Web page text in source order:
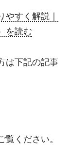
すく解説｜
を読む
は下記の記事
ください。